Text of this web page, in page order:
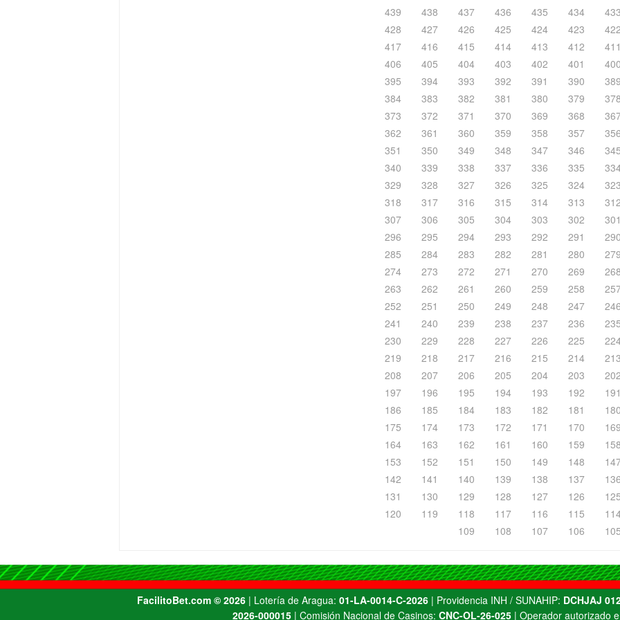
439
438 437 436 435 434
428
427 426 425 424 423
417
416 415 414 413 412
406
405 404 403 402 401
395
394 393 392 391 390
384
383 382 381 380 379
373
372 371 370 369 368
362
361 360 359 358 357
351
350 349 348 347 346
340
339 338 337 336 335
329
328 327 326 325 324
318
317 316 315 314 313
307
306 305 304 303 302
296
295 294 293 292 291
285
284 283 282 281 280
274
273 272 271 270 269
263
262 261 260 259 258
252
251 250 249 248 247
241
240 239 238 237 236
230
229 228 227 226 225
219
218 217 216 215 214
208
207 206 205 204 203
197
196 195 194 193 192
186
185 184 183 182 181
175
174 173 172 171 170
164
163 162 161 160 159
153
152 151 150 149 148
142
141 140 139 138 137
131
130 129 128 127 126
120
119 118 117 116 115
109
108 107 106
FacilitoBet.com ©️ 2026| Lotería de Aragua: 01-LA-0014-C-2026| Providencia INH / SUNAHIP: DCHJAJ
2026-000015| Comisión Nacional de Casinos: CNC-OL-26-025| Operador autorizado